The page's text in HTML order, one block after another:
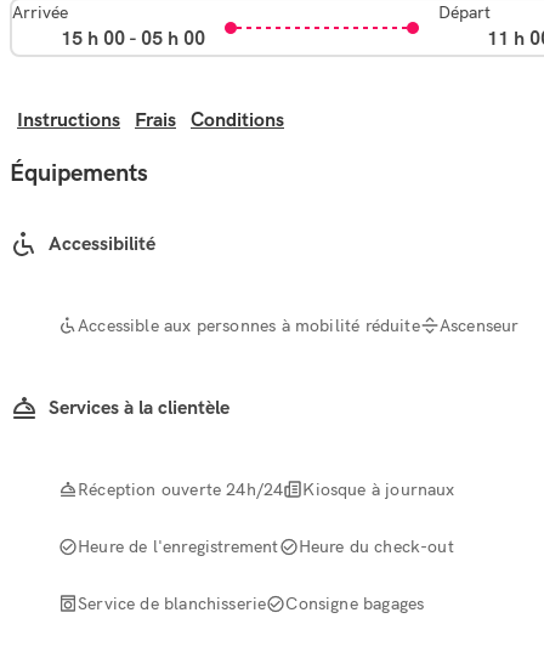
Arrivée
15 h 00 - 05 h 00
Départ
11 h
Instructions Frais Conditions
Équipements
Accessibilité
Accessible aux personnes à mobilité réduite Ascenseur
Services à la clientèle
Réception ouverte 24h/24 Kiosque à journaux
Heure de l'enregistrement Heure du check-out
Service de blanchisserie Consigne bagages